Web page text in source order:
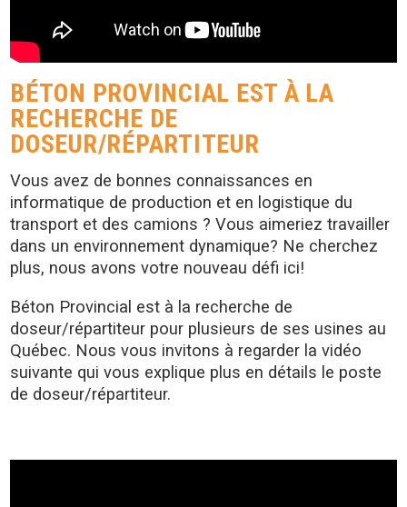
BÉTON PROVINCIAL EST À LA
RECHERCHE DE
DOSEUR/RÉPARTITEUR
Vous avez de bonnes connaissances en
informatique de production et en logistique du
transport et des camions ? Vous aimeriez travailler
dans un environnement dynamique? Ne cherchez
plus, nous avons votre nouveau défi ici!
Béton Provincial est à la recherche de
doseur/répartiteur pour plusieurs de ses usines au
Québec. Nous vous invitons à regarder la vidéo
suivante qui vous explique plus en détails le poste
de doseur/répartiteur.